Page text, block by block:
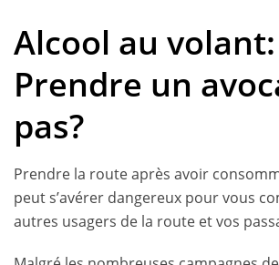
Alcool au volant:
Prendre un
pas?
Prendre la route après avoir
peut s’avérer dangereux pour vous
autres usagers de la route et vos